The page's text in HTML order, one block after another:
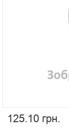
125.10 грн.